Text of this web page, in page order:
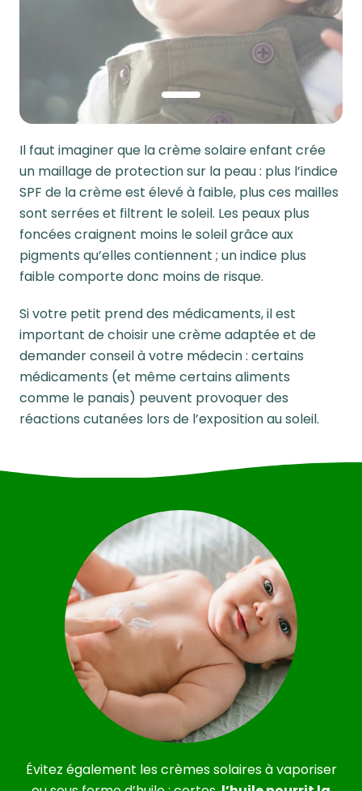
1
Il faut imaginer que la crème solaire enfant crée
un maillage de protection sur la peau : plus l’indice
SPF de la crème est élevé à faible, plus ces mailles
sont serrées et filtrent le soleil. Les peaux plus
foncées craignent moins le soleil grâce aux
pigments qu’elles contiennent ; un indice plus
faible comporte donc moins de risque.
Si votre petit prend des médicaments, il est
important de choisir une crème adaptée et de
demander conseil à votre médecin : certains
médicaments (et même certains aliments
comme le panais) peuvent provoquer des
réactions cutanées lors de l’exposition au soleil.
Évitez également les crèmes solaires à vaporiser